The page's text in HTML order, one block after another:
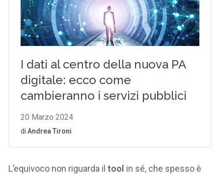
L’equivoco non riguarda iltool in sé, che spesso è